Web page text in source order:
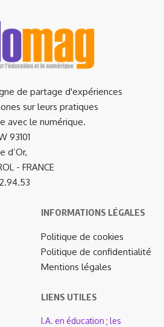
de partage d'expériences
sur leurs pratiques
avec le numérique.
93101
d’Or,
- FRANCE
INFORMATIONS LÉGALES
Politique de cookies
Politique de confidentialité
Mentions légales
LIENS UTILES
I.A. en éducation ; les